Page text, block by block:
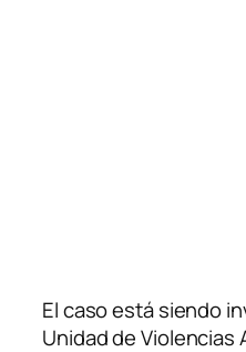
El caso está siendo
Unidad de Violencias